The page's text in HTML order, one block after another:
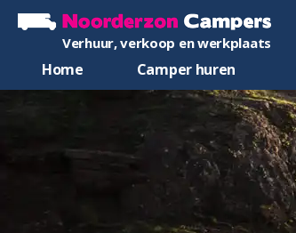
Verhuur, verkoop en werkplaats
Home Camper huren